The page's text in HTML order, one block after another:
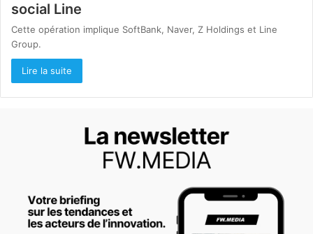
social Line
Cette opération implique SoftBank, Naver, Z Holdings et Line
Group.
Lire la suite